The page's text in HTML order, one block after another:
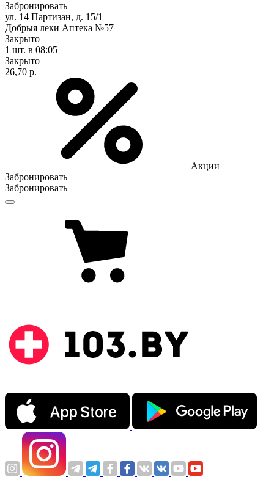
Забронировать
ул. 14 Партизан, д. 15/1
Добрыя леки Аптека №57
Закрыто
1 шт. в 08:05
Закрыто
26,70 р.
Акции
Забронировать
Забронировать